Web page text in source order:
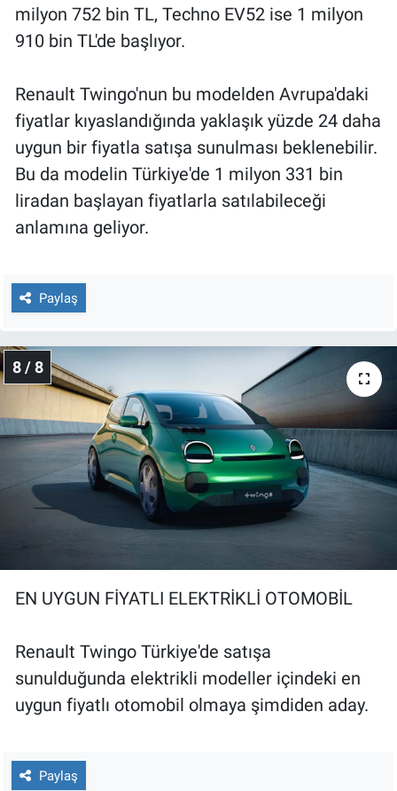
milyon 752 bin TL, Techno EV52 ise 1 milyon
910 bin TL'de başlıyor.
Renault Twingo'nun bu modelden Avrupa'daki
fiyatlar kıyaslandığında yaklaşık yüzde 24 daha
uygun bir fiyatla satışa sunulması beklenebilir.
Bu da modelin Türkiye'de 1 milyon 331 bin
liradan başlayan fiyatlarla satılabileceği
anlamına geliyor.
Paylaş
8 / 8
EN UYGUN FİYATLI ELEKTRİKLİ OTOMOBİL
Renault Twingo Türkiye'de satışa
sunulduğunda elektrikli modeller içindeki en
uygun fiyatlı otomobil olmaya şimdiden aday.
Paylaş